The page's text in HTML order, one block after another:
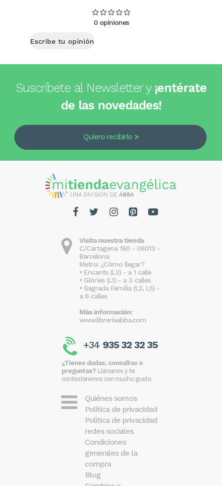
0 opiniones
Escribe tu opinión
Suscríbete al Newsletter y ¡entérate
de las novedades!
Quiero recibirlo
Visita nuestra tienda
C/Cartagena 180 - 08013 -
Barcelona
Metro: ¿Cómo llegar?
• Encants (L2) - a 1 calle
• Glòries (L1) - a 3 calles
• Sagrada Familia (L2, L5) -
a 6 calles
Más información:
www.libreriaabba.com
+34 935 32 32 35
¿Tienes dudas, consultas o
preguntas? Llámanos y te
contestaremos con mucho gusto.
Quiénes somos
Política de privacidad
Política de privacidad
redes sociales
Condiciones
generales de la
compra
Blog